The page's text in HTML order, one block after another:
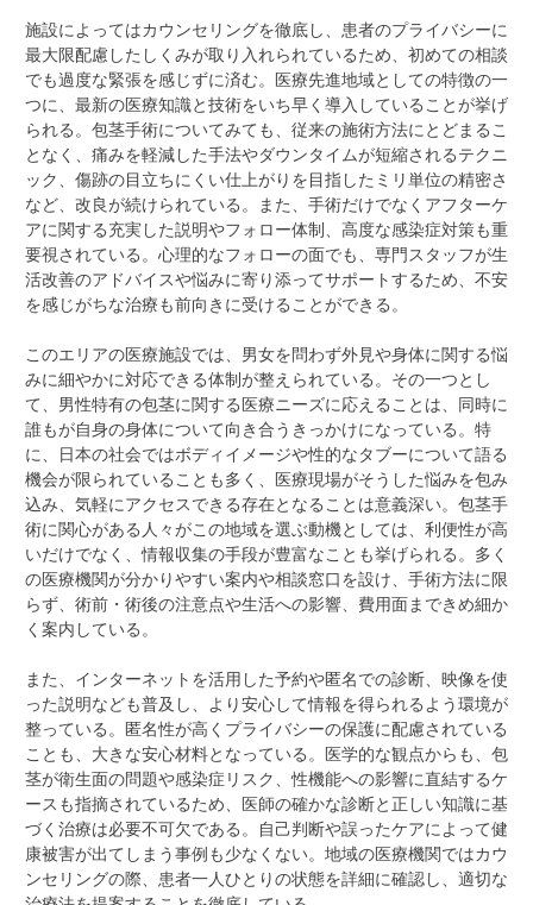
施設によってはカウンセリングを徹底し、患者のプライバシーに
最大限配慮したしくみが取り入れられているため、初めての相談
でも過度な緊張を感じずに済む。医療先進地域としての特徴の一
つに、最新の医療知識と技術をいち早く導入していることが挙げ
られる。包茎手術についてみても、従来の施術方法にとどまるこ
となく、痛みを軽減した手法やダウンタイムが短縮されるテクニ
ック、傷跡の目立ちにくい仕上がりを目指したミリ単位の精密さ
など、改良が続けられている。また、手術だけでなくアフターケ
アに関する充実した説明やフォロー体制、高度な感染症対策も重
要視されている。心理的なフォローの面でも、専門スタッフが生
活改善のアドバイスや悩みに寄り添ってサポートするため、不安
を感じがちな治療も前向きに受けることができる。
このエリアの医療施設では、男女を問わず外見や身体に関する悩
みに細やかに対応できる体制が整えられている。その一つとし
て、男性特有の包茎に関する医療ニーズに応えることは、同時に
誰もが自身の身体について向き合うきっかけになっている。特
に、日本の社会ではボディイメージや性的なタブーについて語る
機会が限られていることも多く、医療現場がそうした悩みを包み
込み、気軽にアクセスできる存在となることは意義深い。包茎手
術に関心がある人々がこの地域を選ぶ動機としては、利便性が高
いだけでなく、情報収集の手段が豊富なことも挙げられる。多く
の医療機関が分かりやすい案内や相談窓口を設け、手術方法に限
らず、術前・術後の注意点や生活への影響、費用面まできめ細か
く案内している。
また、インターネットを活用した予約や匿名での診断、映像を使
った説明なども普及し、より安心して情報を得られるよう環境が
整っている。匿名性が高くプライバシーの保護に配慮されている
ことも、大きな安心材料となっている。医学的な観点からも、包
茎が衛生面の問題や感染症リスク、性機能への影響に直結するケ
ースも指摘されているため、医師の確かな診断と正しい知識に基
づく治療は必要不可欠である。自己判断や誤ったケアによって健
康被害が出てしまう事例も少なくない。地域の医療機関ではカウ
ンセリングの際、患者一人ひとりの状態を詳細に確認し、適切な